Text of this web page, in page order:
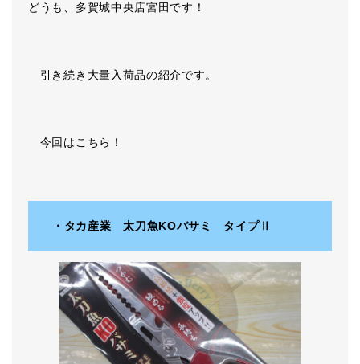
どうも、多賀城中央店宮田です！
引き続き大量入荷品の紹介です。
今回はこちら！
・タカ産業 太刀魚KOバサミ タイプⅡ